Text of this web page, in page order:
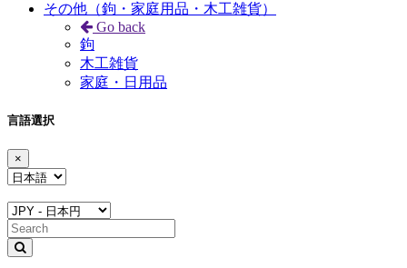
その他（鉤・家庭用品・木工雑貨）
Go back
鉤
木工雑貨
家庭・日用品
言語選択
×